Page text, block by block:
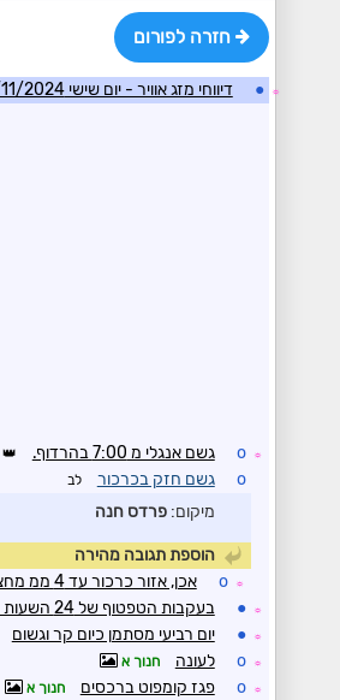
חזרה לפורום
☼
● דיווחי מזג אוויר - יום שישי 29/11/2024
☼
o גשם אנגלי מ 7:00 בהרדוף.
o גשם חזק בכרכור לב
מיקום:פרדס חנה
הוספת תגובה מהירה
☼
o אכן, אזור כרכור עד 4 ממ מחצות
☼
● בעקבות הטפטוף של 24 השעות האחרונות
☼
● יום רביעי מסתמן כיום קר וגשום
☼
o לעונה חנוך א
☼
o פגז קומפוט ברכסים חנוך א